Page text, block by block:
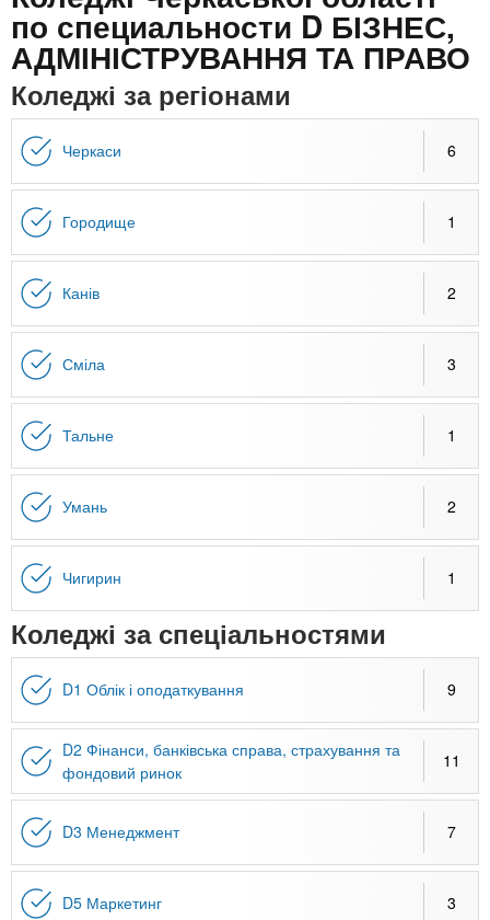
n
t
s
.
i
n
f
o
и
х
з
а
а
д
і
Онлайн курси
по специальности D БІЗНЕС,
АДМІНІСТРУВАННЯ ТА ПРАВО
Коледжі за регіонами
Черкаси 6
Городище 1
Канів 2
Сміла 3
Тальне 1
Умань 2
Чигирин 1
Коледжі за спеціальностями
D1 Облік і оподаткування 9
D2 Фінанси, банківська справа, страхування та
фондовий ринок
11
D3 Менеджмент 7
D5 Маркетинг 3